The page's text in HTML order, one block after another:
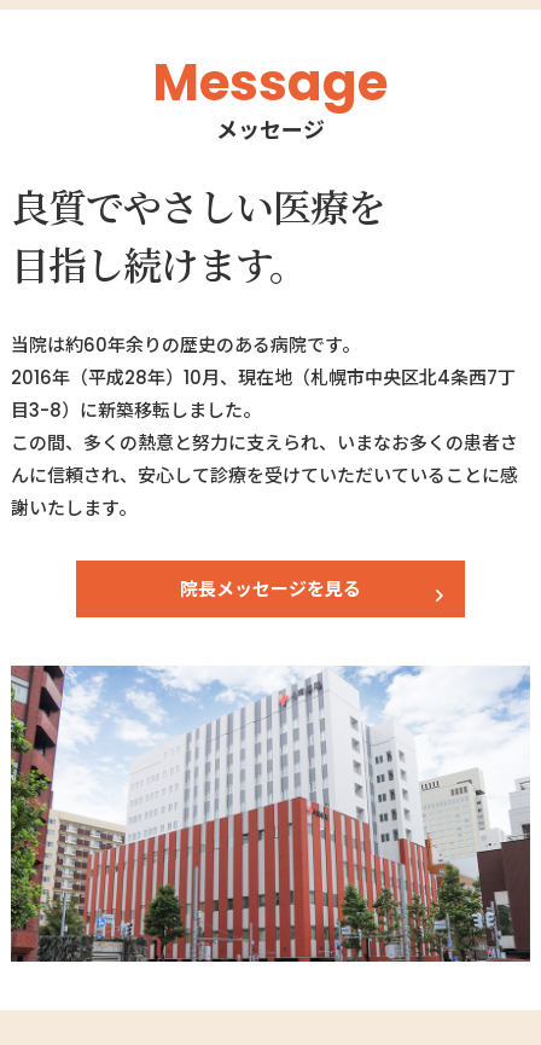
Message
メッセージ
良質でやさしい医療を
目指し続けます。
当院は約60年余りの歴史のある病院です。
2016年（平成28年）10月、現在地（札幌市中央区北4条西7丁
目3-8）に新築移転しました。
この間、多くの熱意と努力に支えられ、いまなお多くの患者さ
んに信頼され、安心して診療を受けていただいていることに感
謝いたします。
院長メッセージを見る